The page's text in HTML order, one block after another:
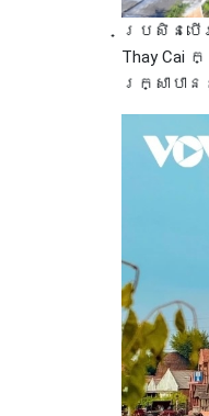
ប្រសិនប
Thay
រក្សាបា